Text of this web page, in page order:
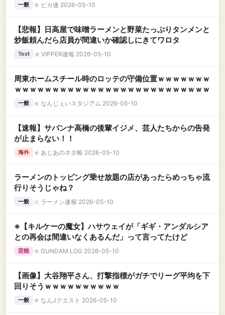
一般 ★ ピカ速 2026-05-10
【悲報】日高屋で味噌ラーメンと野菜たっぷりタンメンと
炒飯頼んだら店員が間違いか確認しにきてワロタ
Text ★ VIPPER速報 2026-05-10
周東ホームスチール時のロッテの守備位置ｗｗｗｗｗｗｗ
ｗｗｗｗｗｗｗｗｗｗｗｗｗｗｗｗｗｗｗｗｗｗｗｗｗｗ
一般 ★ なんじぇいスタジアム 2026-05-10
【速報】サバンナ高橋の後輩イジメ、芸人たちからの告発
が止まらない！！
海外 ★ あじあのネタ帳 2026-05-10
ラーメンのトッピング乗せ放題の店があったらめっちゃ流
行りそうじゃね？
一般 ☆ ラーメン速報 2026-05-10
※【キルケーの魔女】ハサウェイが「ギギ・アンダルシア
との再会は間違いなくあるんだ」って言ってたけど
芸能 ★ GUNDAM.LOG 2026-05-10
【画像】大谷翔平さん、打撃指標がガチでリーグ平均を下
回りそうｗｗｗｗｗｗｗｗｗｗ
一般 ★ なんJクエスト 2026-05-10